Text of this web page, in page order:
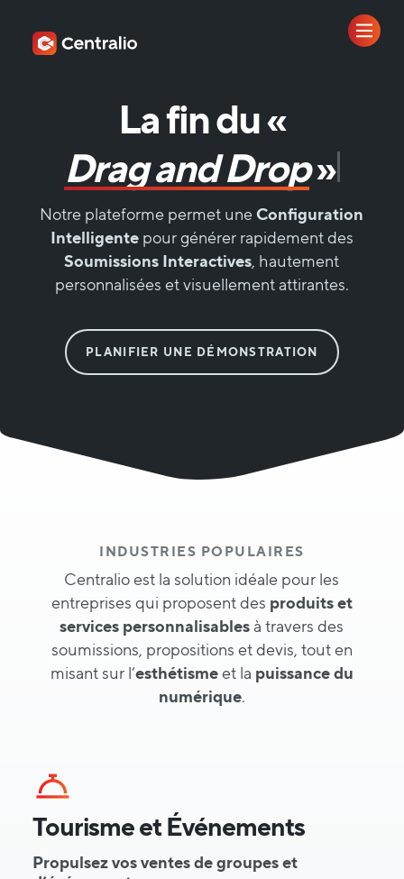
Lafindu«
DragandDrop
Notre plateforme permet uneConfiguration
Intelligentepour générer rapidement des
Soumissions Interactives, hautement
personnalisées et visuellement attirantes.
PLANIFIER UNE DÉMONSTRATION
INDUSTRIES POPULAIRES
Centralio est la solution idéale pour les
entreprises qui proposent des produits et
services personnalisablesà travers des
soumissions, propositions et devis, tout en
misant sur l’esthétismeet la puissance du
numérique.
Tourisme et Événements
Propulsez vos ventes de groupes et